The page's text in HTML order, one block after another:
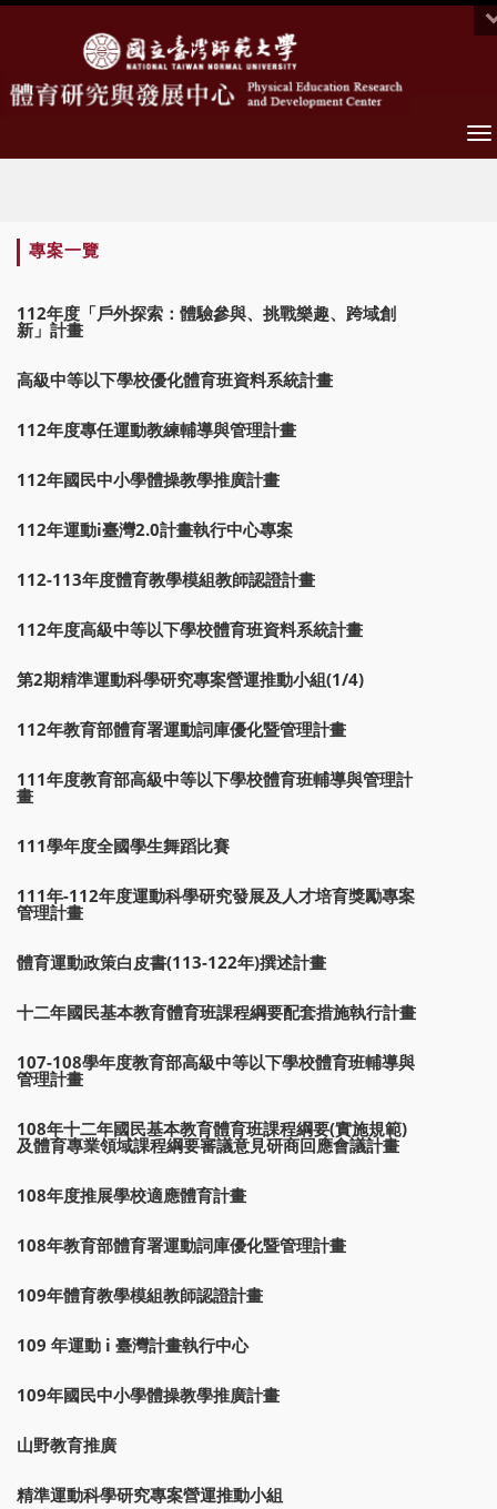
專案一覽
112年度「戶外探索：體驗參與、挑戰樂趣、跨域創
新」計畫
高級中等以下學校優化體育班資料系統計畫
112年度專任運動教練輔導與管理計畫
112年國民中小學體操教學推廣計畫
112年運動i臺灣2.0計畫執行中心專案
112-113年度體育教學模組教師認證計畫
112年度高級中等以下學校體育班資料系統計畫
第2期精準運動科學研究專案營運推動小組(1/4)
112年教育部體育署運動詞庫優化暨管理計畫
111年度教育部高級中等以下學校體育班輔導與管理計
畫
111學年度全國學生舞蹈比賽
111年-112年度運動科學研究發展及人才培育獎勵專案
管理計畫
體育運動政策白皮書(113-122年)撰述計畫
十二年國民基本教育體育班課程綱要配套措施執行計畫
107-108學年度教育部高級中等以下學校體育班輔導與
管理計畫
108年十二年國民基本教育體育班課程綱要(實施規範)
及體育專業領域課程綱要審議意見研商回應會議計畫
108年度推展學校適應體育計畫
108年教育部體育署運動詞庫優化暨管理計畫
109年體育教學模組教師認證計畫
109 年運動 i 臺灣計畫執行中心
109年國民中小學體操教學推廣計畫
山野教育推廣
精準運動科學研究專案營運推動小組